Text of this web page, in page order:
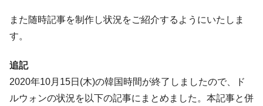
『Money1』
韓国政府「2035年までに18.4GW規模のAIデ
ータセンター整備」⇒ だから無理だってば。
ほぼ終わった」
『Money1』
韓国『国民年金公団』株価暴落で200兆蒸
発。
また随時記事を制作し状況をご紹介するようにいたしま
す。
追記
2020年10月15日(木)の韓国時間が終了しましたので、ド
ルウォンの状況を以下の記事にまとめました。本記事と併